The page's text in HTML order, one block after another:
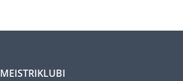
MEISTRIKLUBI